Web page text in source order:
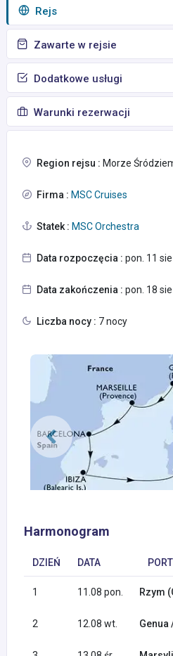
Rejs
Zawarte w rejsie
Dodatkowe usługi
Warunki rezerwacji
Region rejsu : Morze
Firma : MSC Cruises
Statek : MSC Orchestra
Data rozpoczęcia : pon. 11
Data zakończenia : pon. 18
Liczba nocy : 7 nocy
Harmonogram
DZIEŃ DATA PORT
1 11.08 pon. Rzym
2 12.08 wt. Genua